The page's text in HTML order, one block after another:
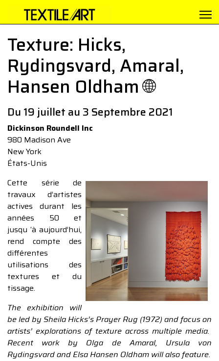
Texture: Hicks,
Rydingsvard, Amaral,
Hansen Oldham 🌐
Du 19 juillet au 3 Septembre 2021
Dickinson Roundell Inc
980 Madison Ave
New York
États-Unis
Cette série de
travaux d’artistes
actives durant les
années 50 et
jusqu ‘à aujourd’hui,
rend compte des
différentes
utilisations des
textures et du
tissage.
The exhibition will
be led by Sheila Hicks’s Prayer Rug (1972) and focus on
artists’ explorations of texture across multiple media.
Recent work by Olga de Amaral, Ursula von
Rydingsvard and Elsa Hansen Oldham will also feature.